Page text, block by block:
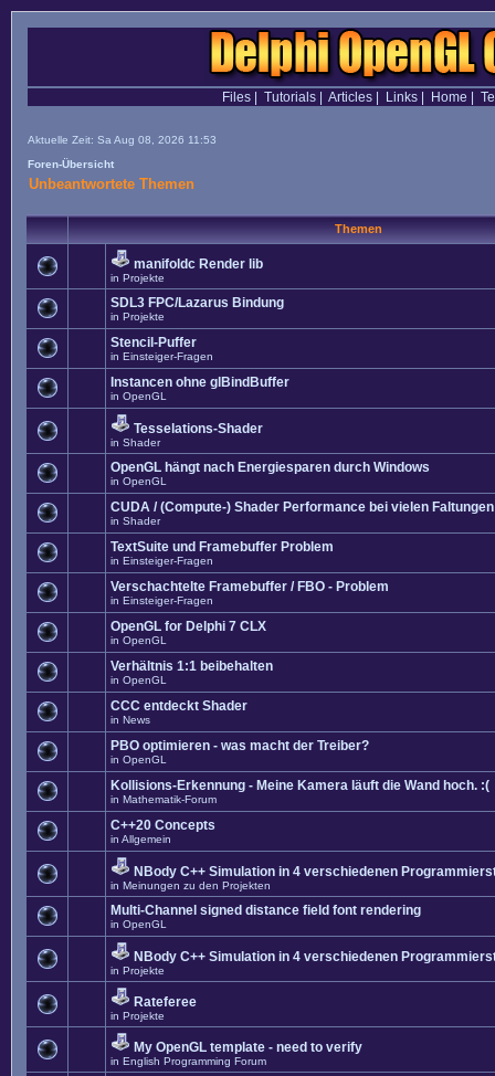
Files| Tutorials| Articles| Links| Home
Aktuelle Zeit: Sa Aug 08, 2026 11:53
Foren-Übersicht
Unbeantwortete Themen
Themen
manifoldc Render lib
in Projekte
SDL3 FPC/Lazarus Bindung
in Projekte
Stencil-Puffer
in Einsteiger-Fragen
Instancen ohne glBindBuffer
in OpenGL
Tesselations-Shader
in Shader
OpenGL hängt nach Energiesparen durch Windows
in OpenGL
CUDA / (Compute-) Shader Performance bei vielen Faltungen
in Shader
TextSuite und Framebuffer Problem
in Einsteiger-Fragen
Verschachtelte Framebuffer / FBO - Problem
in Einsteiger-Fragen
OpenGL for Delphi 7 CLX
in OpenGL
Verhältnis 1:1 beibehalten
in OpenGL
CCC entdeckt Shader
in News
PBO optimieren - was macht der Treiber?
in OpenGL
Kollisions-Erkennung - Meine Kamera läuft die Wand hoch. :(
in Mathematik-Forum
C++20 Concepts
in Allgemein
NBody C++ Simulation in 4 verschiedenen
in Meinungen zu den Projekten
Multi-Channel signed distance field font rendering
in OpenGL
NBody C++ Simulation in 4 verschiedenen
in Projekte
Rateferee
in Projekte
My OpenGL template - need to verify
in English Programming Forum